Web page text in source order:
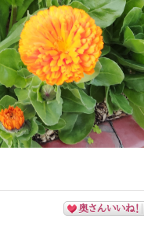
奥さんいいね！